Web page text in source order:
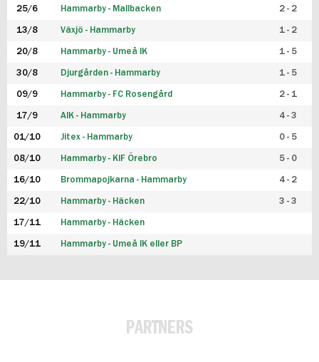
25/6 Hammarby - Mallbacken 2 - 2
13/8 Växjö - Hammarby 1 - 2
20/8 Hammarby - Umeå IK 1 - 5
30/8 Djurgården - Hammarby 1 - 5
09/9 Hammarby - FC Rosengård 2 - 1
17/9 AIK - Hammarby 4 - 3
01/10 Jitex - Hammarby 0 - 5
08/10 Hammarby - KIF Örebro 5 - 0
16/10 Brommapojkarna - Hammarby 4 - 2
22/10 Hammarby - Häcken 3 - 3
17/11 Hammarby - Häcken
19/11 Hammarby - Umeå IK eller BP
PARTNERS